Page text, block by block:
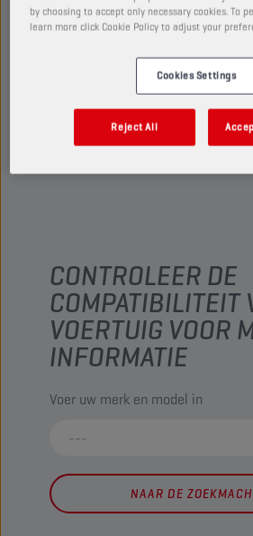
VIND EEN
TDS
CONTROLEER DE
COMPATIBILITEIT
VOERTUIG VOOR
INFORMATIE
Voer uw merk en model in
NAAR DE
by choosing to accept only necessary cookies. To
learn more click Cookie Policy to adjust your
Cookies Settings
Reject All